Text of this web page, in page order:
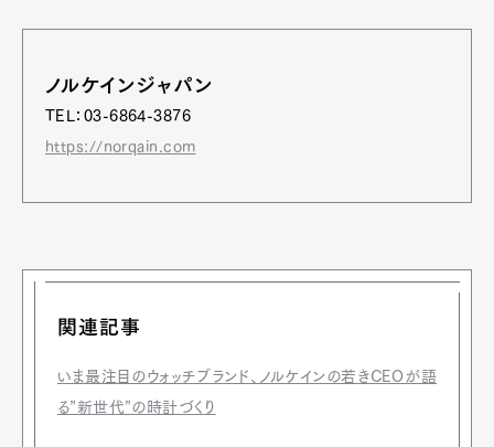
ノルケインジャパン
TEL：03-6864-3876
https://norqain.com
関連記事
いま最注目のウォッチブランド、ノルケインの若きCEOが語
る”新世代”の時計づくり